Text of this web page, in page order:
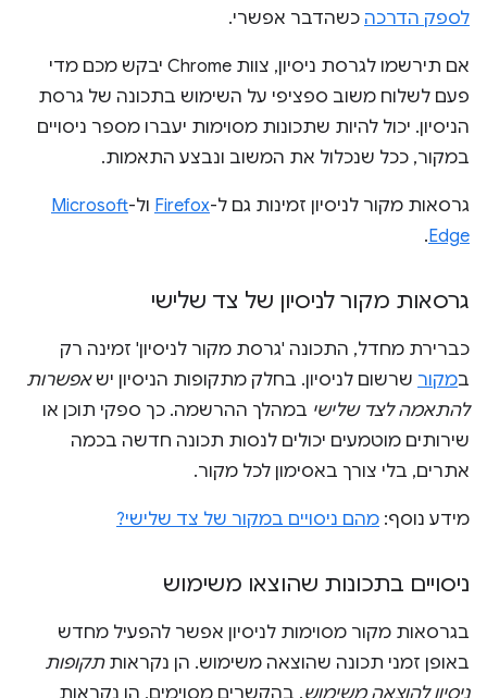
לספק הדרכה כשהדבר אפשרי.
אם תירשמו לגרסת ניסיון, צוות Chrome יבקש מכם מדי
פעם לשלוח משוב ספציפי על השימוש בתכונה של גרסת
הניסיון. יכול להיות שתכונות מסוימות יעברו מספר ניסויים
במקור, ככל שנכלול את המשוב ונבצע התאמות.
גרסאות מקור לניסיון זמינות גם ל-Firefox ול-Microsoft
Edge
.
גרסאות מקור לניסיון של צד שלישי
כברירת מחדל, התכונה 'גרסת מקור לניסיון' זמינה רק
במקור שרשום לניסיון. בחלק מתקופות הניסיון ישאפשרות
להתאמה לצד שלישי במהלך ההרשמה. כך ספקי תוכן או
שירותים מוטמעים יכולים לנסות תכונה חדשה בכמה
אתרים, בלי צורך באסימון לכל מקור.
מידע נוסף: מהם ניסויים במקור של צד שלישי?
ניסויים בתכונות שהוצאו משימוש
בגרסאות מקור מסוימות לניסיון אפשר להפעיל מחדש
באופן זמני תכונה שהוצאה משימוש. הן נקראותתקופות
ניסיון להוצאה משימוש. בהקשרים מסוימים, הן נקראות